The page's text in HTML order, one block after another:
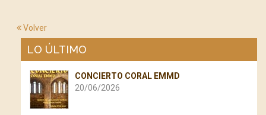
Volver
LO ÚLTIMO
CONCIERTO CORAL EMMD
20/06/2026